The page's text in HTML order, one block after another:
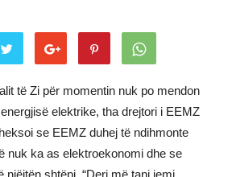
të Zi për momentin nuk po mendon
elektrike, tha drejtori i EEMZ
se EEMZ duhej të ndihmonte
nuk ka as elektroekonomi dhe se
njëjtën shtëpi. “Deri më tani jemi